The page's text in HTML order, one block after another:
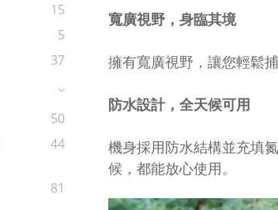
15
5
37
50
44
81
寬廣視野，身臨其境
擁有寬廣視野，讓您輕鬆
防水設計，全天候可用
機身採用防水結構並充填
候，都能放心使用。